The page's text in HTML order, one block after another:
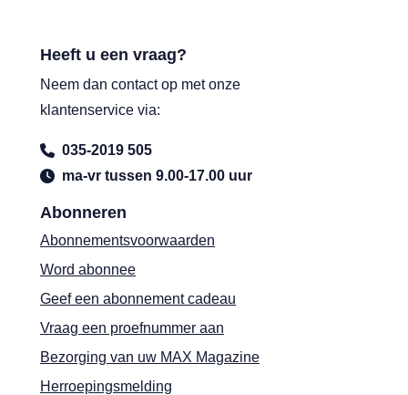
Abonneren
Abonnementsvoorwaarden
Word abonnee
Geef een abonnement cadeau
Vraag een proefnummer aan
Bezorging van uw MAX Magazine
Herroepingsmelding
Heeft u een vraag?
Neem dan contact op met onze
klantenservice via:
035-2019 505
ma-vr tussen 9.00-17.00 uur